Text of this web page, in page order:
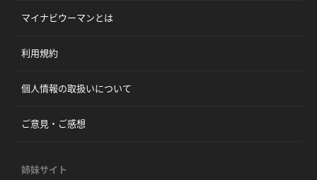
マイナビウーマンとは
利用規約
個人情報の取扱いについて
ご意見・ご感想
姉妹サイト